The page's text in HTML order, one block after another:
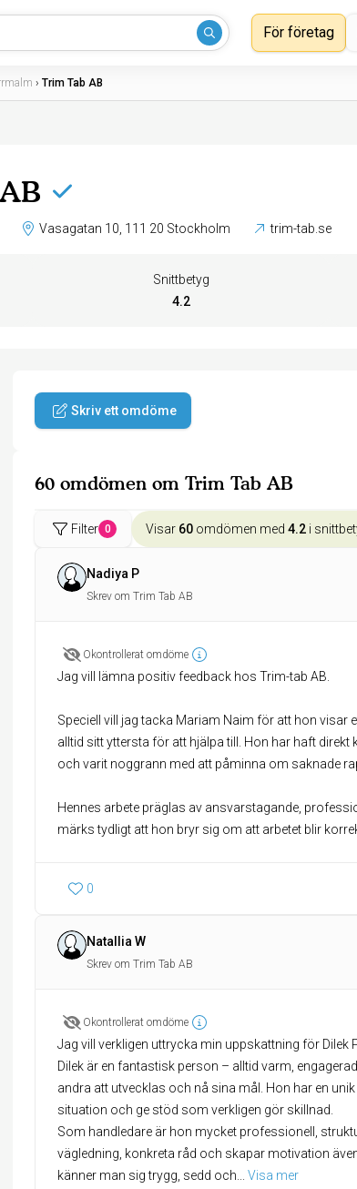
För företag
› Trim Tab AB
Vasagatan 10, 111 20 Stockholm trim-tab.se
Snittbetyg
4.2
Skriv ett omdöme
60 omdömen om Trim Tab AB
Filter 0 Visar 60 omdömen med 4.2 i
Nadiya P
Skrev om Trim Tab AB
Okontrollerat omdöme
Jag vill lämna positiv feedback hos Trim-tab AB.
Speciell vill jag tacka Mariam Naim för att hon visar
alltid sitt yttersta för att hjälpa till. Hon har haft
och varit noggrann med att påminna om saknade
Hennes arbete präglas av ansvarstagande,
märks tydligt att hon bryr sig om att arbetet blir
0
Natallia W
Skrev om Trim Tab AB
Okontrollerat omdöme
Jag vill verkligen uttrycka min uppskattning för Dilek
Dilek är en fantastisk person – alltid varm,
andra att utvecklas och nå sina mål. Hon har en
situation och ge stöd som verkligen gör skillnad.
Som handledare är hon mycket professionell,
vägledning, konkreta råd och skapar motivation
känner man sig trygg, sedd och
Visa mer